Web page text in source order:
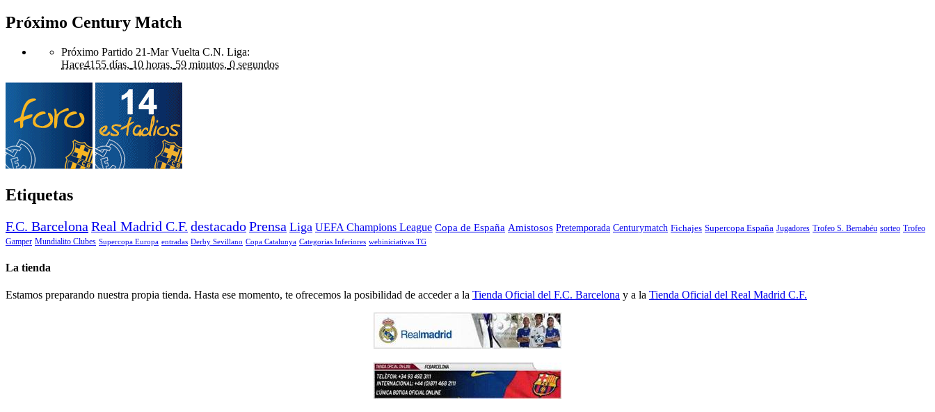
Próximo Century Match
Próximo Partido 21-Mar Vuelta C.N. Liga:
Hace4155 días, 10 horas, 59 minutos, 0 segundos
Etiquetas
F.C. Barcelona Real Madrid C.F. destacadoPrensa Liga UEFA Champions League Copa de España Amistosos Pretemporada Centurymatch Fichajes Supercopa España Jugadores Trofeo S. Bernabéu sorteo Trofeo
Gamper Mundialito Clubes Supercopa Europa entradas Derby Sevillano Copa Catalunya Categorias Inferiores webiniciativas TG
La tienda
Estamos preparando nuestra propia tienda. Hasta ese momento, te ofrecemos la posibilidad de acceder a la Tienda Oficial del F.C. Barcelona y a la Tienda Oficial del Real Madrid C.F.